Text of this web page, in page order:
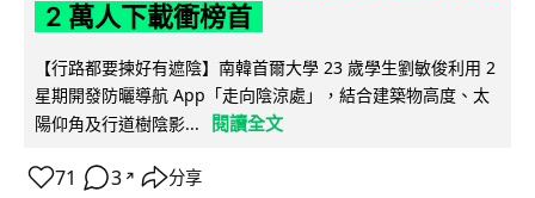
2 萬人下載衝榜首
【行路都要揀好有遮陰】南韓首爾大學 23 歲學生劉敏俊利用 2
星期開發防曬導航 App「走向陰涼處」，結合建築物高度、太
陽仰角及行道樹陰影...
閱讀全文
71 3 ↗ 分享